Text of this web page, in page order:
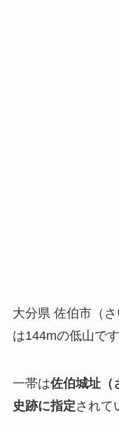
大分県 佐伯市（
は144mの低山です
一帯は佐伯城址（
史跡に指定されて